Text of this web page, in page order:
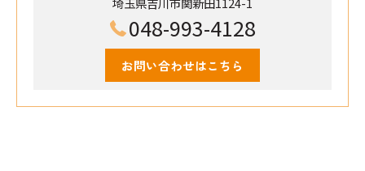
048-993-4128
お問い合わせはこちら